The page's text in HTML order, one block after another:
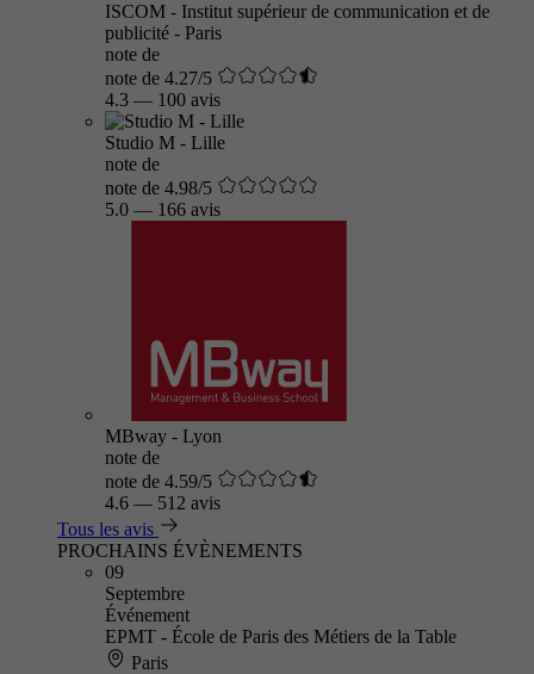
ISCOM - Institut supérieur de communication et de
publicité - Paris
note de
note de 4.27/5
4.3 — 100 avis
Studio M - Lille
note de
note de 4.98/5
5.0 — 166 avis
MBway - Lyon
note de
note de 4.59/5
4.6 — 512 avis
Tous les avis
PROCHAINS ÉVÈNEMENTS
09
Septembre
Événement
EPMT - École de Paris des Métiers de la Table
Paris